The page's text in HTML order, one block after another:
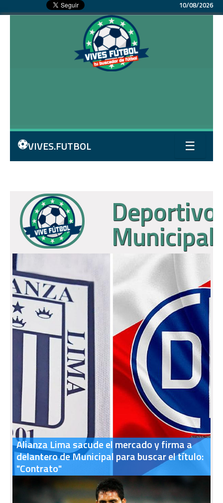
10/08/2026
⚽VIVES.FUTBOL ☰
Deportivo
Municipal
Alianza Lima sacude el mercado y firma a
delantero de Municipal para buscar el título:
"Contrato"